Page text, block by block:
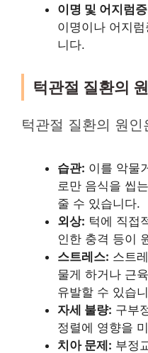
이명 및 어지럼
이명이나 어지
니다.
턱관절 질환의
턱관절 질환의 원
습관: 이를 악물
로만 음식을 씹
줄 수 있습니다.
외상: 턱에 직접
인한 충격 등이
스트레스: 스트
물게 하거나 근
유발할 수 있습
자세 불량: 구부
정렬에 영향을
치아 문제: 부정